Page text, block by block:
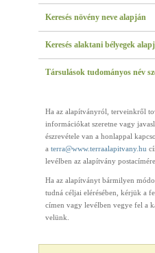
Keresés növény neve alapján
Keresés alaktani bélyegek
Társulások tudományos név
Ha az alapítványról, terveinkről
információkat szeretne vagy
észrevétele van a honlappal
a terra@www.terraalapitvany.hu
levélben az alapítvány postacímére.
Ha az alapítványt bármilyen
tudná céljai elérésében, kérjük a
címen vagy levélben vegye fel a
velünk.